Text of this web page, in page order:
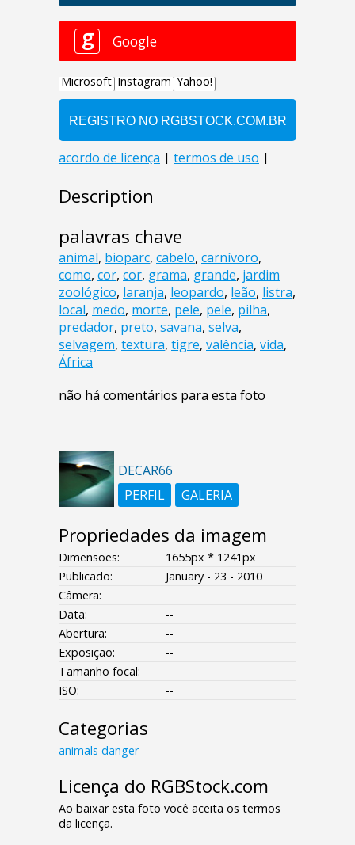
Description
palavras chave
animal, bioparc, cabelo, carnívoro,
como, cor, cor, grama, grande, jardim
zoológico, laranja, leopardo, leão, listra,
local, medo, morte, pele, pele, pilha,
predador, preto, savana, selva,
selvagem, textura, tigre, valência, vida,
África
não há comentários para esta foto
DECAR66
PERFIL
GALERIA
Propriedades da imagem
Dimensões:
1655px * 1241px
Publicado:
January - 23 - 2010
Câmera:
Data:
--
Abertura:
--
Exposição:
--
Tamanho focal:
ISO:
--
Categorias
animals danger
Licença do RGBStock.com
Ao baixar esta foto você aceita os termos
da licença.